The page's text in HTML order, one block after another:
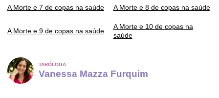
A Morte e 7 de copas na saúde A Morte e 8 de copas na saúde
A Morte e 9 de copas na saúde
A Morte e 10 de copas na
saúde
TARÓLOGA
Vanessa Mazza Furquim